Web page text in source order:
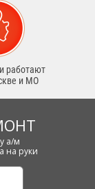
работают
и МО
а/м
на руки